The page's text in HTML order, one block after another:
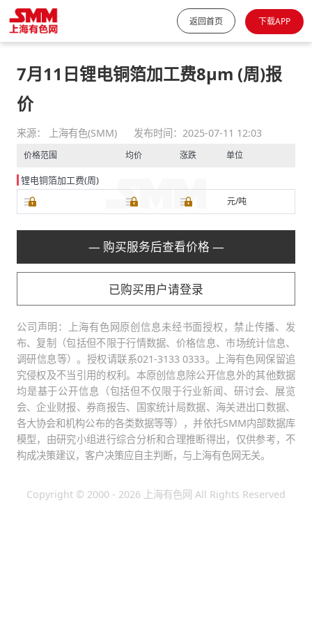
返回首页 下载APP
7月11日锂电铜箔加工费8μm (周)报
价
来源： 上海有色(SMM) 发布时间：2025-07-11 12:03
价格范围 均价 涨跌 单位
锂电铜箔加工费(周)
元/吨
— 购买服务后查看价格 —
已购买用户请登录
公司声明：上海有色网原创信息未经书面授权，禁止传播、发
布、复制（包括但不限于行情数据、价格信息、市场统计信息、
调研信息等）。授权请联系021-3133 0333。上海有色网保留追
究侵权及不当引用的权利。本原创信息除公开信息外的其他数据
均是基于公开信息（包括但不仅限于行业新闻、研讨会、展览
会、企业财报、券商报告、国家统计局数据、海关进出口数据、
各大协会和机构公布的各类数据等等），并依托SMM内部数据库
模型，由研究小组进行综合分析和合理推断得出，仅供参考，不
构成决策建议，客户决策应自主判断，与上海有色网无关。
Copyright © 2000 - 2026 上海有色网 All Rights Reserved